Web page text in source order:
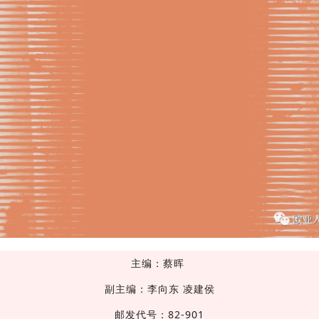
主编：蔡晖
副主编：李向东 凌建侯
邮发代号：82-901